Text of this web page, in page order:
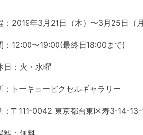
：2019年3月21日（木）〜3月25日（月
：12:00〜19:00(最終日18:00まで)
日：火・水曜
: トーキョーピクセルギャラリー
: 〒111-0042 東京都台東区寿3-14-13-
料：無料